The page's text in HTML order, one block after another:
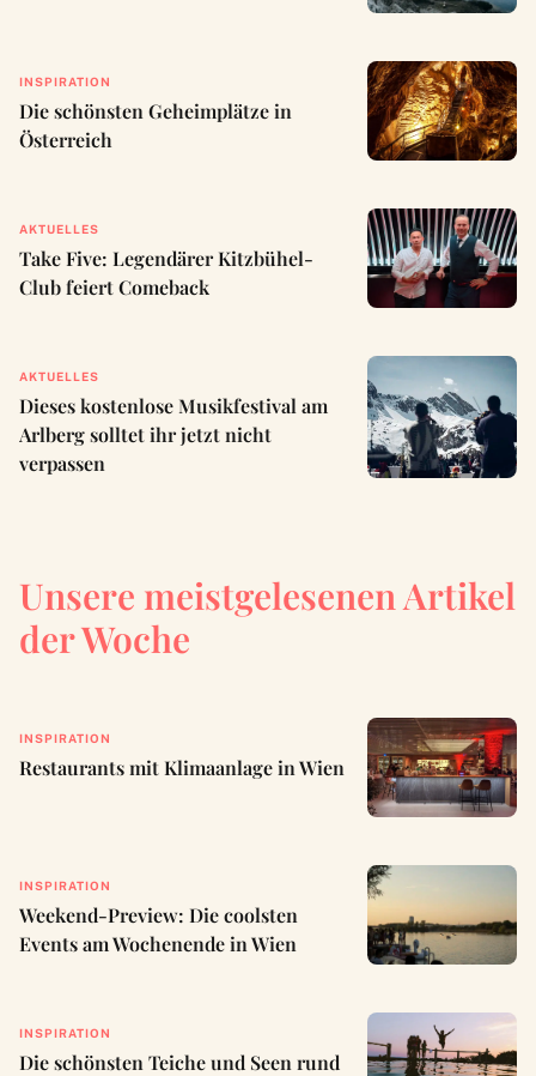
INSPIRATION
Die schönsten Geheimplätze in
Österreich
AKTUELLES
Take Five: Legendärer Kitzbühel-
Club feiert Comeback
AKTUELLES
Dieses kostenlose Musikfestival am
Arlberg solltet ihr jetzt nicht
verpassen
Unsere meistgelesenen Artikel
der Woche
INSPIRATION
Restaurants mit Klimaanlage in Wien
INSPIRATION
Weekend-Preview: Die coolsten
Events am Wochenende in Wien
INSPIRATION
Die schönsten Teiche und Seen rund